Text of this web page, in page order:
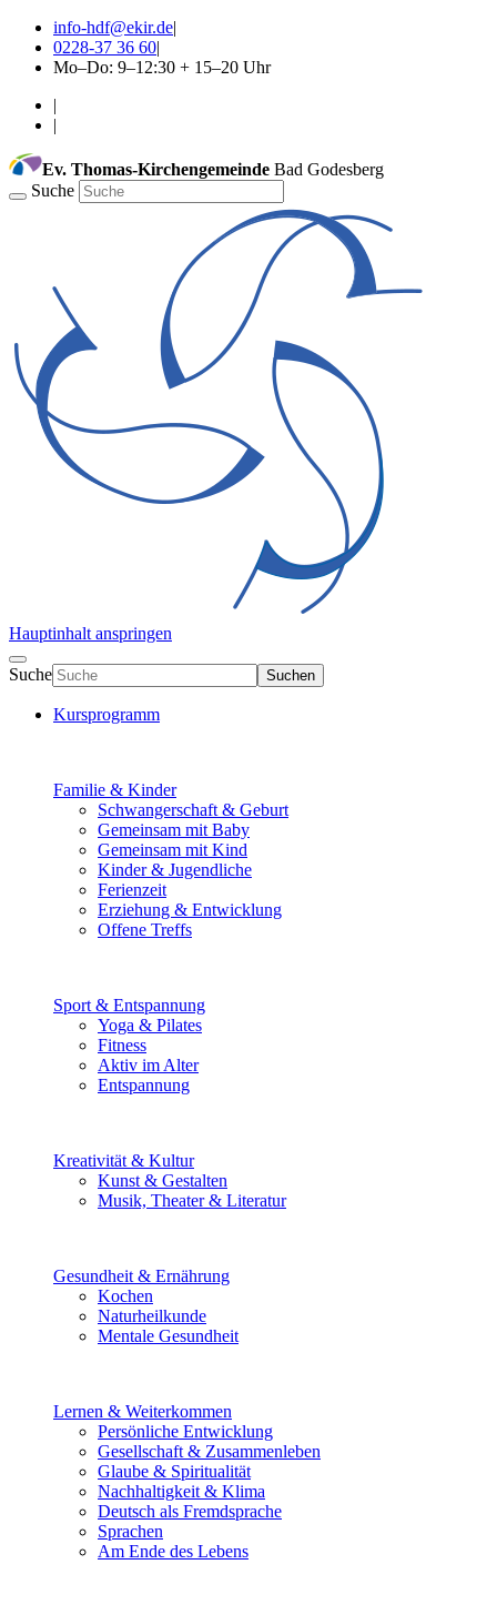
info-hdf@ekir.de|
0228-37 36 60|
Mo–Do: 9–12:30 + 15–20 Uhr
|
|
Ev. Thomas-Kirchengemeinde Bad Godesberg
Suche
Hauptinhalt anspringen
Suche Suchen
Kursprogramm
Familie & Kinder
Schwangerschaft & Geburt
Gemeinsam mit Baby
Gemeinsam mit Kind
Kinder & Jugendliche
Ferienzeit
Erziehung & Entwicklung
Offene Treffs
Sport & Entspannung
Yoga & Pilates
Fitness
Aktiv im Alter
Entspannung
Kreativität & Kultur
Kunst & Gestalten
Musik, Theater & Literatur
Gesundheit & Ernährung
Kochen
Naturheilkunde
Mentale Gesundheit
Lernen & Weiterkommen
Persönliche Entwicklung
Gesellschaft & Zusammenleben
Glaube & Spiritualität
Nachhaltigkeit & Klima
Deutsch als Fremdsprache
Sprachen
Am Ende des Lebens